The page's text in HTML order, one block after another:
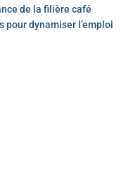
de la filière café
pour dynamiser l’emploi